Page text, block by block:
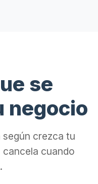
se
negocio
según crezca tu
cuando